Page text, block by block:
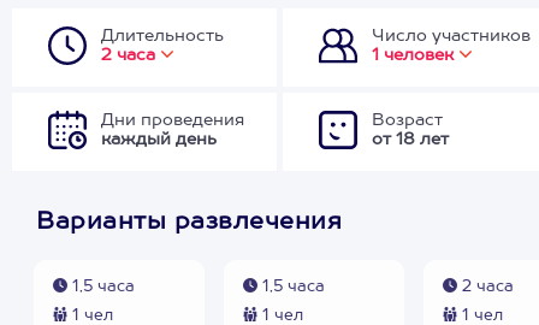
Длительность
2 часа
Число участников
1 человек
Дни проведения
каждый день
Возраст
от 18 лет
Варианты развлечения
1,5 часа
1 чел
1,5 часа
1 чел
2 часа
1 чел